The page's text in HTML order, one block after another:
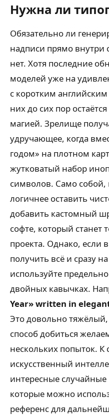
Нужна ли
Обязательно ли
надписи прямо внутри
нет. Хотя последние
моделей уже на
с коротким
них до сих пор
магией. Зрелище
удручающее, когда
годом» на плотном
жутковатый набор
символов. Само собой,
логичнее оставить
добавить кастомный
софте, который
проекта. Однако, если
получить всё и сразу
используйте
двойных кавычках.
Year» written in
Это довольно
способ добиться
нескольких попыток. К
искусственный
интересные
которые можно
референс для